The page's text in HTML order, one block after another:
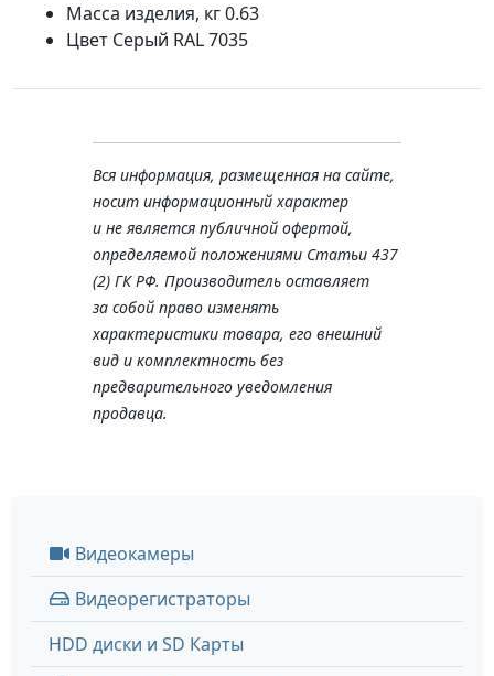
Масса изделия, кг 0.63
Цвет Серый RAL 7035
Вся информация, размещенная на сайте,
носит информационный характер
и не является публичной офертой,
определяемой положениями Статьи 437
(2) ГК РФ. Производитель оставляет
за собой право изменять
характеристики товара, его внешний
вид и комплектность без
предварительного уведомления
продавца.
Видеокамеры
Видеорегистраторы
HDD диски и SD Карты